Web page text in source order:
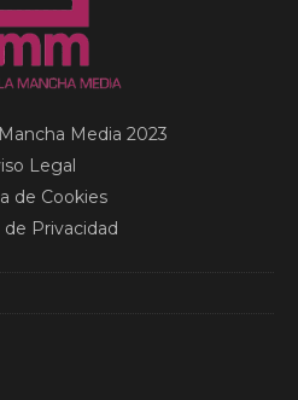
Media 2023
Legal
de Cookies
de Privacidad